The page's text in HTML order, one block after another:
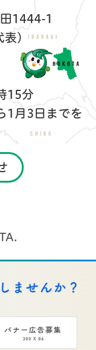
1444-1
表)
15分
1月3日までを